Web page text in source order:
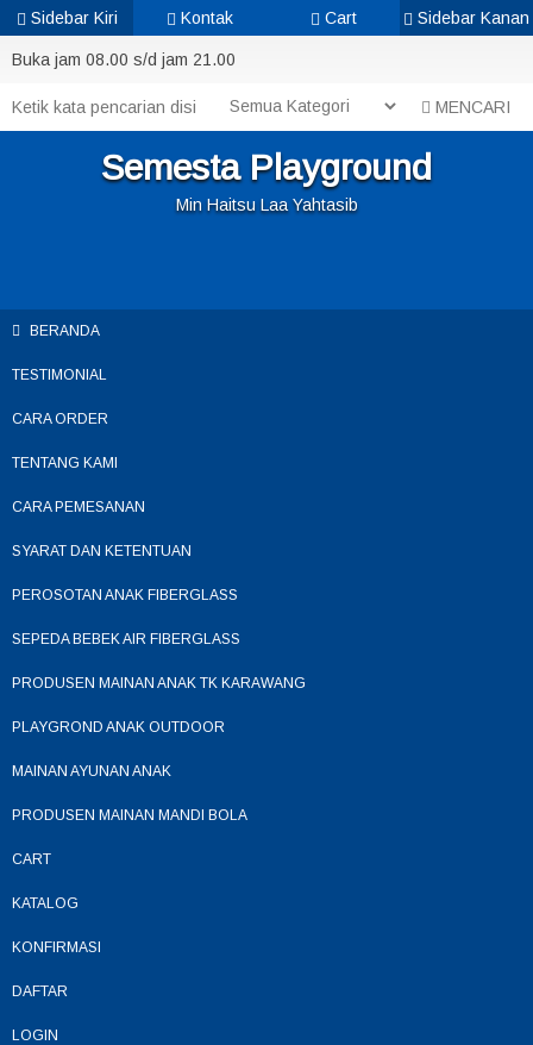
Buka jam 08.00 s/d jam 21.00
MENCARI
Semesta Playground
Min Haitsu Laa Yahtasib
BERANDA
TESTIMONIAL
CARA ORDER
TENTANG KAMI
CARA PEMESANAN
SYARAT DAN KETENTUAN
PEROSOTAN ANAK FIBERGLASS
SEPEDA BEBEK AIR FIBERGLASS
PRODUSEN MAINAN ANAK TK KARAWANG
PLAYGROND ANAK OUTDOOR
MAINAN AYUNAN ANAK
PRODUSEN MAINAN MANDI BOLA
CART
KATALOG
KONFIRMASI
DAFTAR
LOGIN
Sidebar Kiri Kontak Cart Sidebar Kanan